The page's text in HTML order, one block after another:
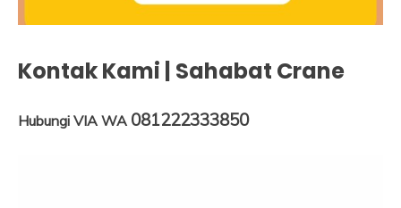
Kontak Kami | Sahabat Crane
Hubungi VIA WA 081222333850